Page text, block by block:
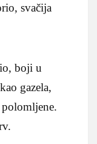
svačija
boji u
gazela,